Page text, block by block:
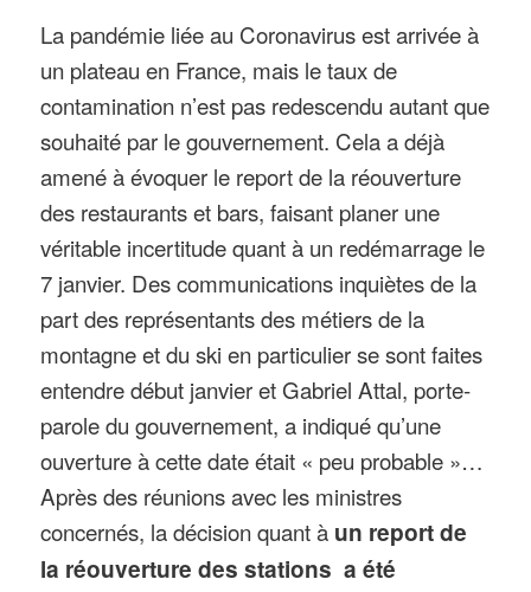
La pandémie liée au Coronavirus est arrivée à
un plateau en France, mais le taux de
contamination n’est pas redescendu autant que
souhaité par le gouvernement. Cela a déjà
amené à évoquer le report de la réouverture
des restaurants et bars, faisant planer une
véritable incertitude quant à un redémarrage le
7 janvier. Des communications inquiètes de la
part des représentants des métiers de la
montagne et du ski en particulier se sont faites
entendre début janvier et Gabriel Attal, porte-
parole du gouvernement, a indiqué qu’une
ouverture à cette date était « peu probable »…
Après des réunions avec les ministres
concernés, la décision quant à un report de
la réouverture des stations a été